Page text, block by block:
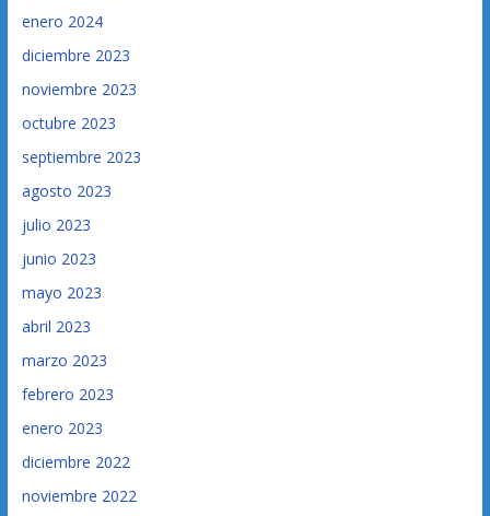
enero 2024
diciembre 2023
noviembre 2023
octubre 2023
septiembre 2023
agosto 2023
julio 2023
junio 2023
mayo 2023
abril 2023
marzo 2023
febrero 2023
enero 2023
diciembre 2022
noviembre 2022